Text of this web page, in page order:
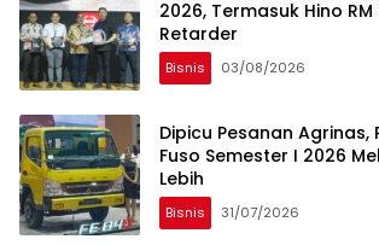
2026, Termasuk Hino RM
Retarder
Bisnis 03/08/2026
Dipicu Pesanan Agrinas,
Fuso Semester I 2026
Lebih
Bisnis 31/07/2026